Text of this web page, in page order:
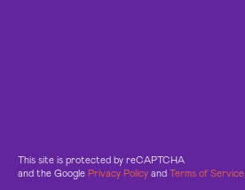
This site is protected by reCAPTCHA
and the Google Privacy Policy and Terms of Service